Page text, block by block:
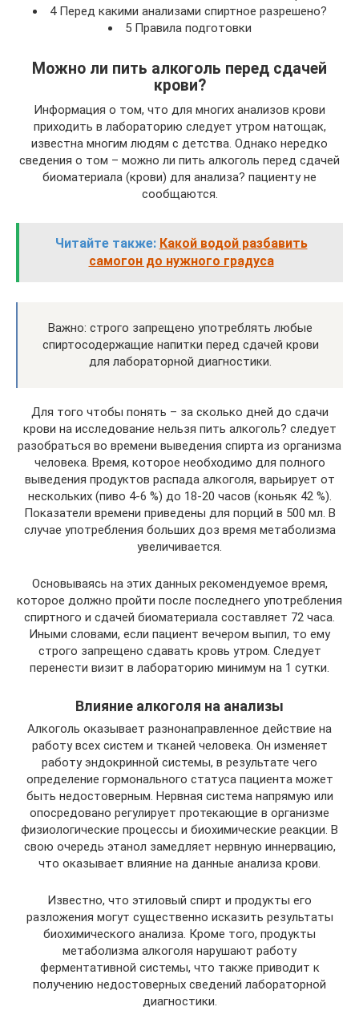
4 Перед какими анализами спиртное разрешено?
5 Правила подготовки
Можно ли пить алкоголь перед сдачей
крови?
Информация о том, что для многих анализов крови
приходить в лабораторию следует утром натощак,
известна многим людям с детства. Однако нередко
сведения о том – можно ли пить алкоголь перед сдачей
биоматериала (крови) для анализа? пациенту не
сообщаются.
Читайте также: Какой водой разбавить
самогон до нужного градуса
Важно: строго запрещено употреблять любые
спиртосодержащие напитки перед сдачей крови
для лабораторной диагностики.
Для того чтобы понять – за сколько дней до сдачи
крови на исследование нельзя пить алкоголь? следует
разобраться во времени выведения спирта из организма
человека. Время, которое необходимо для полного
выведения продуктов распада алкоголя, варьирует от
нескольких (пиво 4-6 %) до 18-20 часов (коньяк 42 %).
Показатели времени приведены для порций в 500 мл. В
случае употребления больших доз время метаболизма
увеличивается.
Основываясь на этих данных рекомендуемое время,
которое должно пройти после последнего употребления
спиртного и сдачей биоматериала составляет 72 часа.
Иными словами, если пациент вечером выпил, то ему
строго запрещено сдавать кровь утром. Следует
перенести визит в лабораторию минимум на 1 сутки.
Влияние алкоголя на анализы
Алкоголь оказывает разнонаправленное действие на
работу всех систем и тканей человека. Он изменяет
работу эндокринной системы, в результате чего
определение гормонального статуса пациента может
быть недостоверным. Нервная система напрямую или
опосредовано регулирует протекающие в организме
физиологические процессы и биохимические реакции. В
свою очередь этанол замедляет нервную иннервацию,
что оказывает влияние на данные анализа крови.
Известно, что этиловый спирт и продукты его
разложения могут существенно исказить результаты
биохимического анализа. Кроме того, продукты
метаболизма алкоголя нарушают работу
ферментативной системы, что также приводит к
получению недостоверных сведений лабораторной
диагностики.